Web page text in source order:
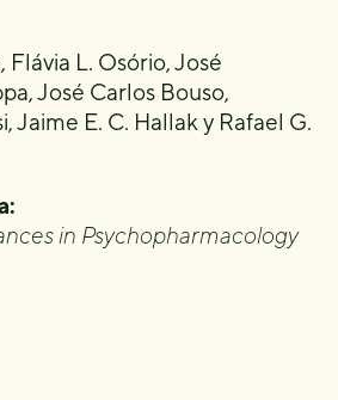
Flávia L. Osório, José
José Carlos Bouso,
Jaime E. C. Hallak y Rafael G.
in Psychopharmacology